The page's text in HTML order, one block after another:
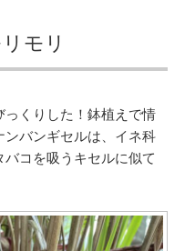
モリ
くりした！鉢植えで情
バンギセルは、イネ科
コを吸うキセルに似て